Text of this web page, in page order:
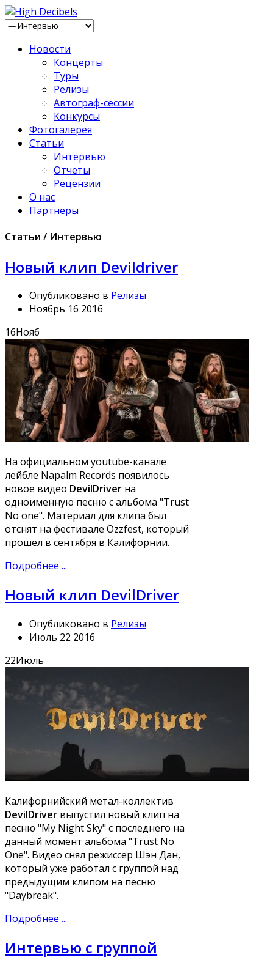
Новости
Концерты
Туры
Релизы
Автограф-сессии
Конкурсы
Фотогалерея
Статьи
Интервью
Отчеты
Рецензии
О нас
Партнёры
Статьи / Интервью
Новый клип Devildriver
Опубликовано в Релизы
Ноябрь 16 2016
16Нояб
На официальном youtube-канале
лейбле Napalm Records появилось
новое видео DevilDriver на
одноименную песню с альбома "Trust
No one". Материал для клипа был
отснят на фестивале Ozzfest, который
прошел в сентября в Калифорнии.
Подробнее ...
Новый клип DevilDriver
Опубликовано в Релизы
Июль 22 2016
22Июль
Калифорнийский метал-коллектив
DevilDriver выпустил новый клип на
песню "My Night Sky" с последнего на
данный момент альбома "Trust No
One". Видео снял режиссер Шэн Дан,
который уже работал с группой над
предыдущим клипом на песню
"Daybreak".
Подробнее ...
Интервью с группой